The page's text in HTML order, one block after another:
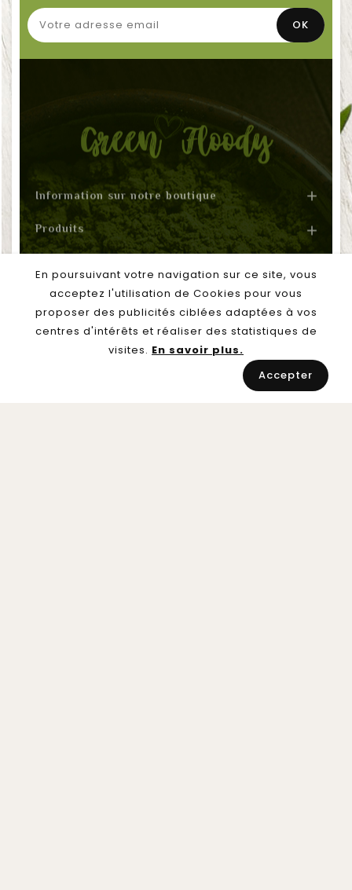
Information sur notre boutique 
Produits 
Notre société 
En poursuivant votre navigation sur ce site, vous
acceptez l'utilisation de Cookies pour vous
proposer des publicités ciblées adaptées à vos
centres d'intérêts et réaliser des statistiques de
visites. En savoir plus.
Accepter